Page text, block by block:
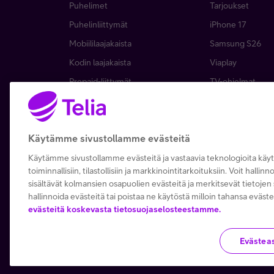
Puhelimet
Puhelinliittymät
Mobiililaajakaista
Kodin laajakaista
Prepaid-liittymät
TV ja viihde
Palvelut
Kierrätysetu
Telia Recycled
Tarjoukset
iPhone 17
Samsung S26
Viaplay
TV-ohjelmat
Tilaa uutiskirje
Tietoturva
Tietosuoja ja -turva
Käytämme sivustollamme evästeitä
Käytämme sivustollamme evästeitä ja vastaavia teknologioita
toiminnallisiin, tilastollisiin ja markkinointitarkoituksiin. Voit
sisältävät kolmansien osapuolien evästeitä ja merkitsevät
hallinnoida evästeitä tai poistaa ne käytöstä milloin tahansa
evästeitä koskevasta tietosuojaselosteestamme.